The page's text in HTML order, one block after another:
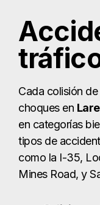
como la I-35,
Mines Road, y
Colisiones
Impactos
Impactos
Choques
Accidentes